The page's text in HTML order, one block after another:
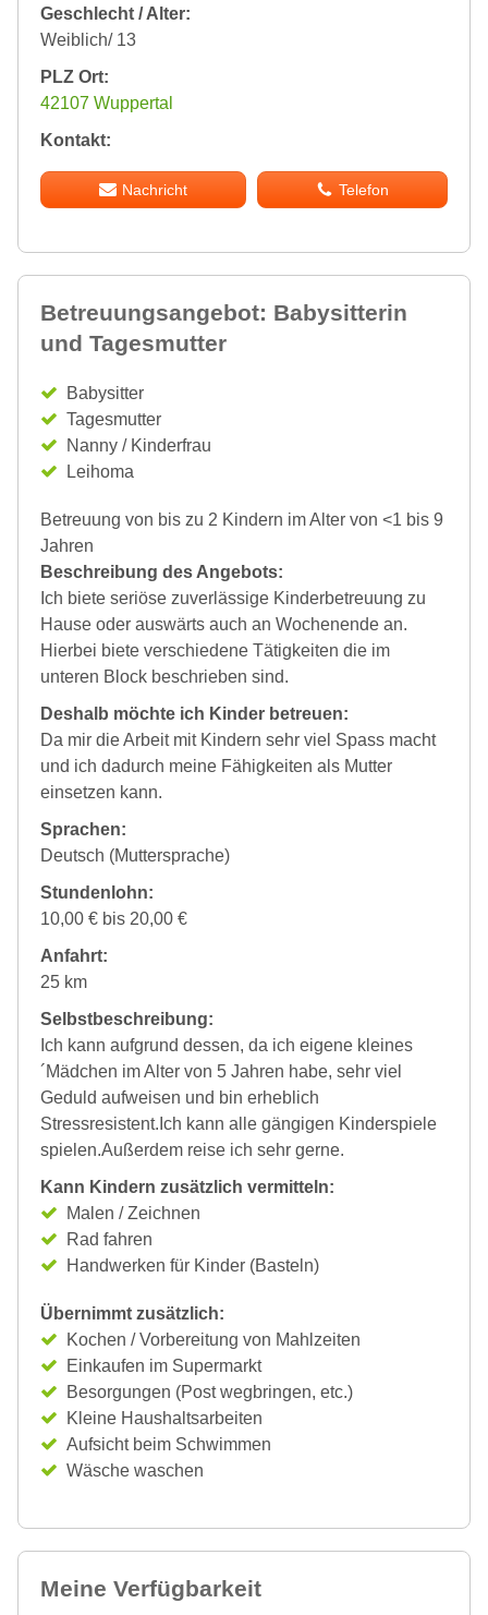
Geschlecht / Alter:
Weiblich/ 13
PLZ Ort:
42107 Wuppertal
Kontakt:
Nachricht Telefon
Betreuungsangebot: Babysitterin
und Tagesmutter
Babysitter
Tagesmutter
Nanny / Kinderfrau
Leihoma
Betreuung von bis zu 2 Kindern im Alter von <1 bis 9
Jahren
Beschreibung des Angebots:
Ich biete seriöse zuverlässige Kinderbetreuung zu
Hause oder auswärts auch an Wochenende an.
Hierbei biete verschiedene Tätigkeiten die im
unteren Block beschrieben sind.
Deshalb möchte ich Kinder betreuen:
Da mir die Arbeit mit Kindern sehr viel Spass macht
und ich dadurch meine Fähigkeiten als Mutter
einsetzen kann.
Sprachen:
Deutsch (Muttersprache)
Stundenlohn:
10,00 € bis 20,00 €
Anfahrt:
25 km
Selbstbeschreibung:
Ich kann aufgrund dessen, da ich eigene kleines
´Mädchen im Alter von 5 Jahren habe, sehr viel
Geduld aufweisen und bin erheblich
Stressresistent.Ich kann alle gängigen Kinderspiele
spielen.Außerdem reise ich sehr gerne.
Kann Kindern zusätzlich vermitteln:
Malen / Zeichnen
Rad fahren
Handwerken für Kinder (Basteln)
Übernimmt zusätzlich:
Kochen / Vorbereitung von Mahlzeiten
Einkaufen im Supermarkt
Besorgungen (Post wegbringen, etc.)
Kleine Haushaltsarbeiten
Aufsicht beim Schwimmen
Wäsche waschen
Meine Verfügbarkeit